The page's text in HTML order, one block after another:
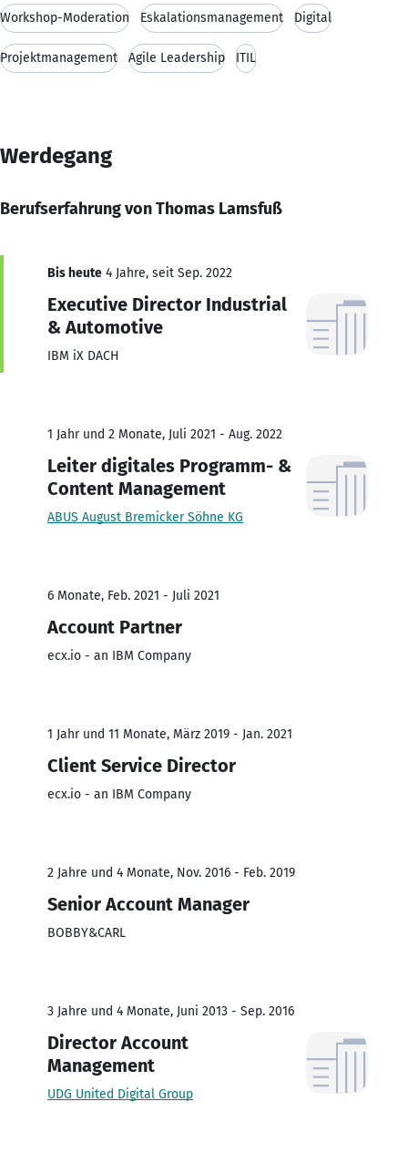
Workshop-Moderation Eskalationsmanagement Digital
Projektmanagement Agile Leadership ITIL
Werdegang
Berufserfahrung von Thomas Lamsfuß
Bis heute 4 Jahre, seit Sep. 2022
Executive Director Industrial
& Automotive
IBM iX DACH
1 Jahr und 2 Monate, Juli 2021 - Aug. 2022
Leiter digitales Programm- &
Content Management
ABUS August Bremicker Söhne KG
6 Monate, Feb. 2021 - Juli 2021
Account Partner
ecx.io - an IBM Company
1 Jahr und 11 Monate, März 2019 - Jan. 2021
Client Service Director
ecx.io - an IBM Company
2 Jahre und 4 Monate, Nov. 2016 - Feb. 2019
Senior Account Manager
BOBBY&CARL
3 Jahre und 4 Monate, Juni 2013 - Sep. 2016
Director Account
Management
UDG United Digital Group